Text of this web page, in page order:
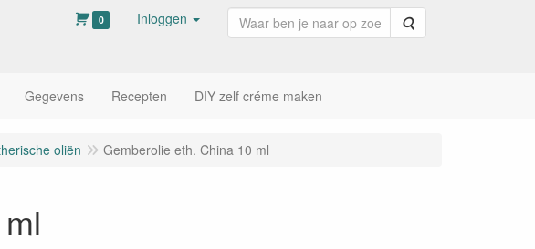
0 Inloggen Zoeken
Gegevens Recepten DIY zelf créme maken
oliën Gemberolie eth. China 10 ml